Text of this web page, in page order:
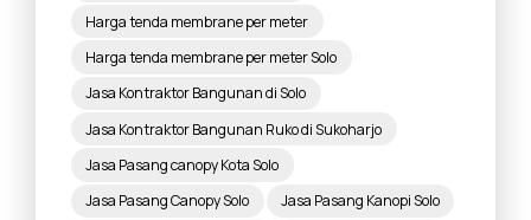
Harga tenda membrane per meter
Harga tenda membrane per meter Solo
Jasa Kontraktor Bangunan di Solo
Jasa Kontraktor Bangunan Ruko di Sukoharjo
Jasa Pasang canopy Kota Solo
Jasa Pasang Canopy Solo
Jasa Pasang Kanopi Solo